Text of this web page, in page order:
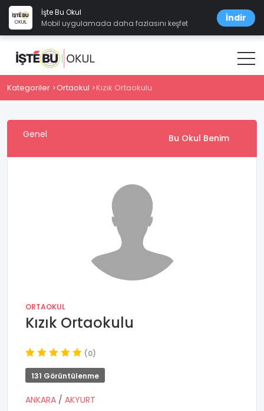
İşte Bu Okul
Mobil uygulamada daha fazlasını keşfet
İndir
Kategoriler Ortaokul Kızık Ortaokulu
Genel Bu Okul Benim
ORTAOKUL
Kızık Ortaokulu
(0)
131 Görüntülenme
ANKARA / AKYURT